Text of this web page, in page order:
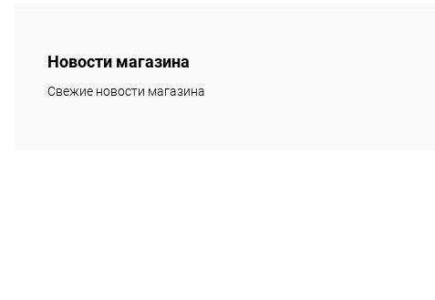
Сравнение
В избранное В наличии
Новости магазина
Свежие новости магазина